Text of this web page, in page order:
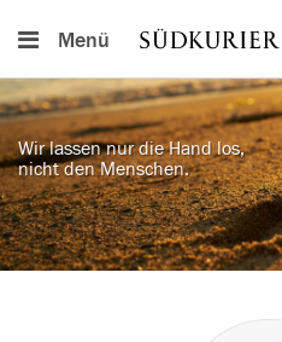
Menü
Wir lassen nur die Hand los,
nicht den Menschen.